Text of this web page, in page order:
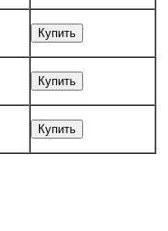
Купить
Купить
Купить